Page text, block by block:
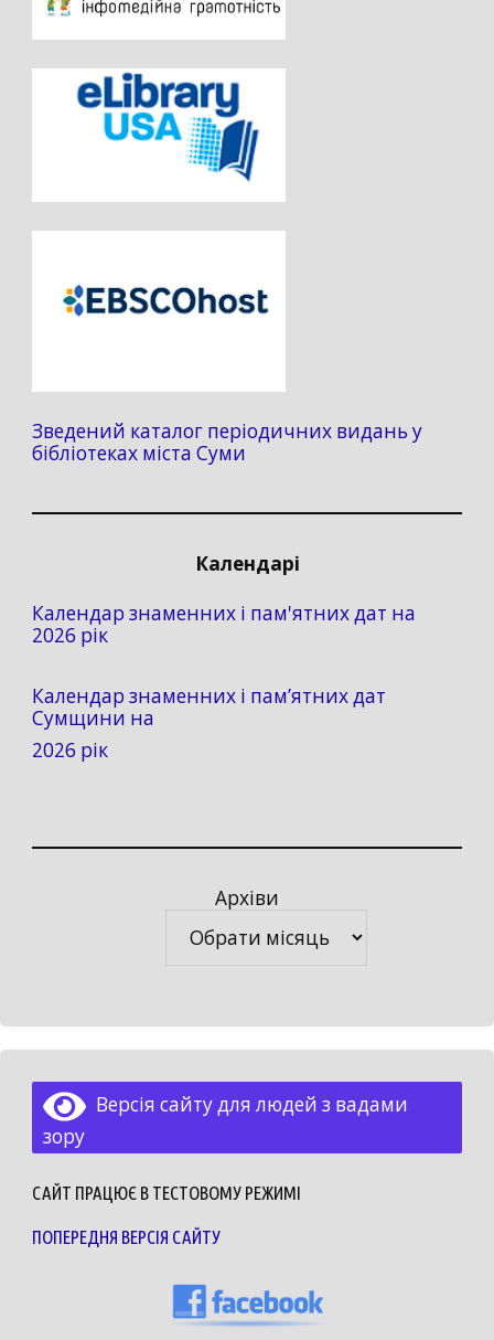
Зведений каталог періодичних видань у
бібліотеках міста Суми
Календарі
Календар знаменних і пам'ятних дат на
2026 рік
Календар знаменних і пам’ятних дат
Сумщини на
2026 рік
Архіви
Версія сайту для людей з вадами
зору
САЙТ ПРАЦЮЄ В ТЕСТОВОМУ РЕЖИМІ
ПОПЕРЕДНЯ ВЕРСІЯ САЙТУ